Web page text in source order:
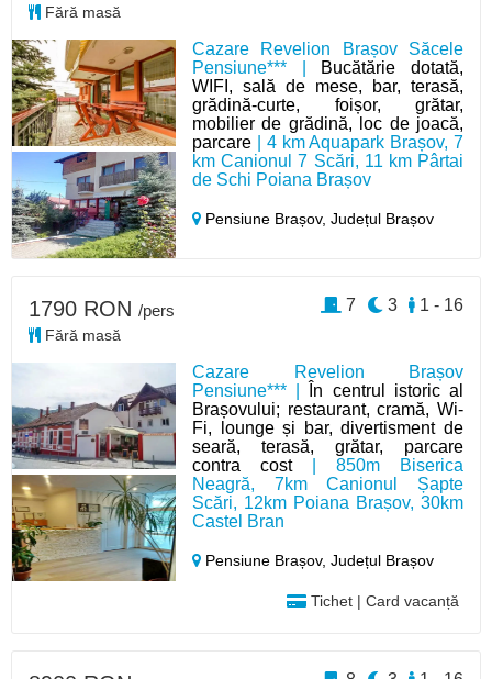
Cazare Revelion Brașov Săcele
Pensiune*** | Bucătărie dotată,
WIFI, sală de mese, bar, terasă,
grădină-curte, foișor, grătar,
mobilier de grădină, loc de joacă,
parcare | 4 km Aquapark Brașov, 7
km Canionul 7 Scări, 11 km Pârtai
de Schi Poiana Brașov
Pensiune Brașov,Județul Brașov
Fără masă
Cazare Revelion Brașov
Pensiune*** |
În centrul istoric al
Brașovului; restaurant, cramă, Wi-
Fi, lounge și bar, divertisment de
seară, terasă, grătar, parcare
contra cost| 850m Biserica
Neagră, 7km Canionul Șapte
Scări, 12km Poiana Brașov, 30km
Castel Bran
Pensiune Brașov,Județul Brașov
Tichet | Card vacanță
1790 RON /pers
Fără masă
1 - 16
3
7